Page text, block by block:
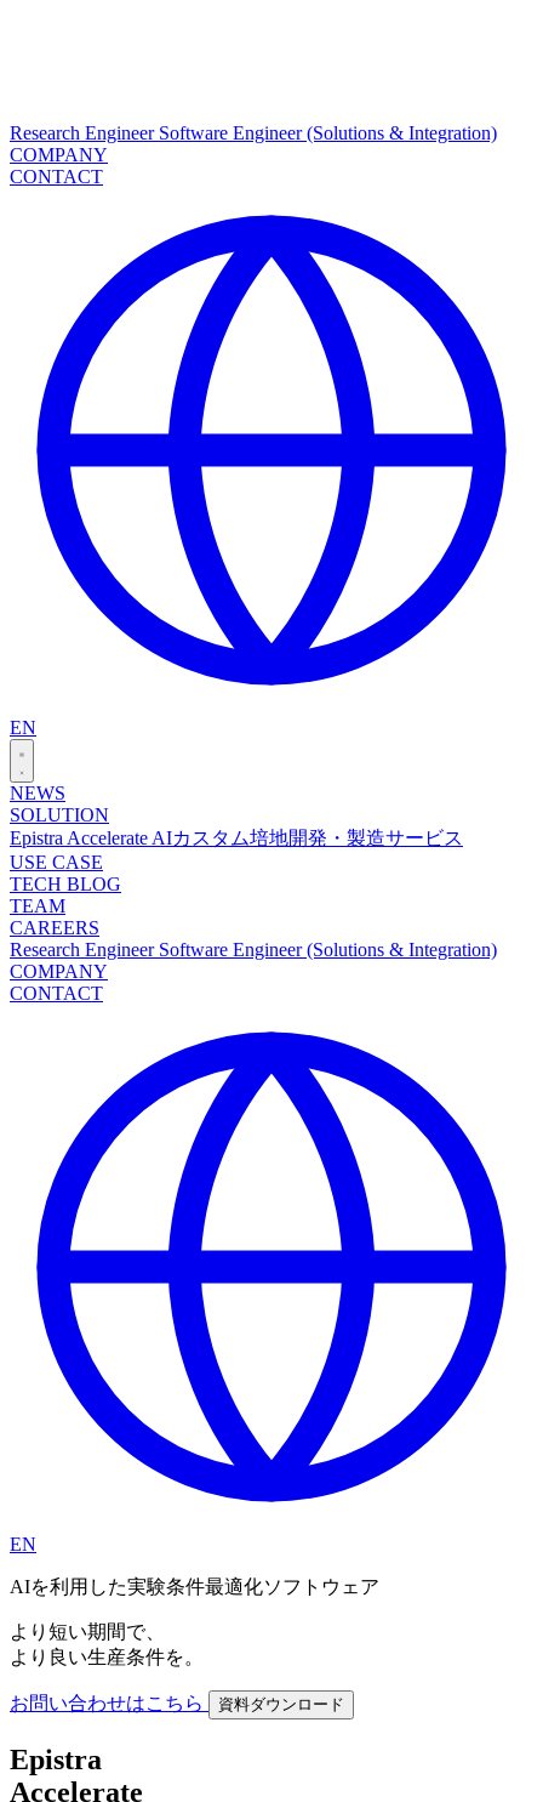
Research Engineer Software Engineer (Solutions & Integration)
COMPANY
CONTACT
EN
NEWS
SOLUTION
Epistra Accelerate AIカスタム培地開発・製造サービス
USE CASE
TECH BLOG
TEAM
CAREERS
Research Engineer Software Engineer (Solutions & Integration)
COMPANY
CONTACT
EN
AIを利用した実験条件最適化ソフトウェア
より 短い期間で、
より 良い生産条件を。
お問い合わせはこちら 資料ダウンロード
Epistra
Accelerate